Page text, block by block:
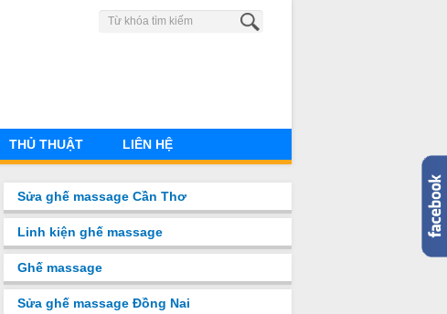
THỦ THUẬT LIÊN HỆ
Sửa ghế massage Cần Thơ
Linh kiện ghế massage
Ghế massage
Sửa ghế massage Đồng Nai